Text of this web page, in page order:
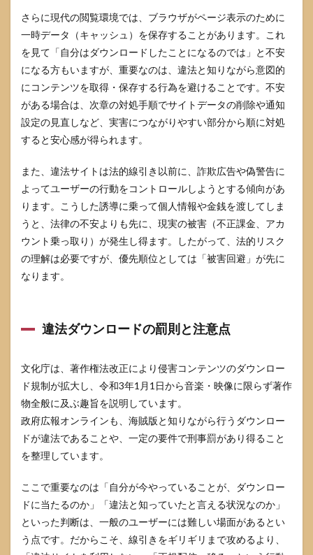
さらに現代の閲覧環境では、ブラウザがページ表示のために
一時データ（キャッシュ）を保存することがあります。これ
を見て「自分はダウンロードしたことになるのでは」と不安
になる方もいますが、重要なのは、違法と知りながら意図的
にコンテンツを取得・保存する行為を避けることです。不安
がある場合は、次章の対処手順でサイトデータの削除や通知
設定の見直しなど、実害につながりやすい部分から順に対処
すると安心感が得られます。
また、違法サイトは法的線引き以前に、詐欺広告や偽警告に
よってユーザーの行動をコントロールしようとする傾向があ
ります。こうした誘導に乗って個人情報や金銭を渡してしま
うと、法律の不安よりも先に、現実の被害（不正課金、アカ
ウント乗っ取り）が発生し得ます。したがって、法的リスク
の理解は必要ですが、優先順位としては「被害回避」が先に
なります。
違法ダウンロードの罰則と注意点
文化庁は、著作権法改正により侵害コンテンツのダウンロー
ド規制が拡大し、令和3年1月1日から音楽・映像に限らず著作
物全般に及ぶ趣旨を説明しています。
政府広報オンラインも、海賊版と知りながら行うダウンロー
ドが違法であることや、一定の要件で刑事罰があり得ること
を整理しています。
ここで重要なのは「自分が今やっていることが、ダウンロー
ドに当たるのか」「違法と知っていたと言える状況なのか」
といった判断は、一般のユーザーには難しい場面があるとい
う点です。だからこそ、線引きをギリギリまで攻めるより、